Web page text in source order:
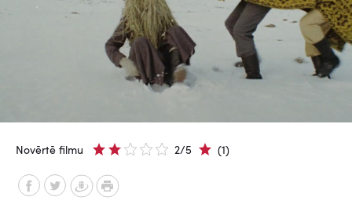
Novērtē filmu 2/5 (1)